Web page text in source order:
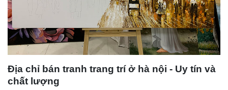
Địa chỉ bán tranh trang trí ở hà nội - Uy tín và
chất lượng